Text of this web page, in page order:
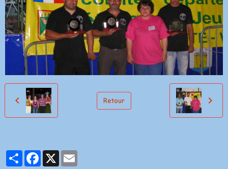
Retour
PartagerFacebook
X